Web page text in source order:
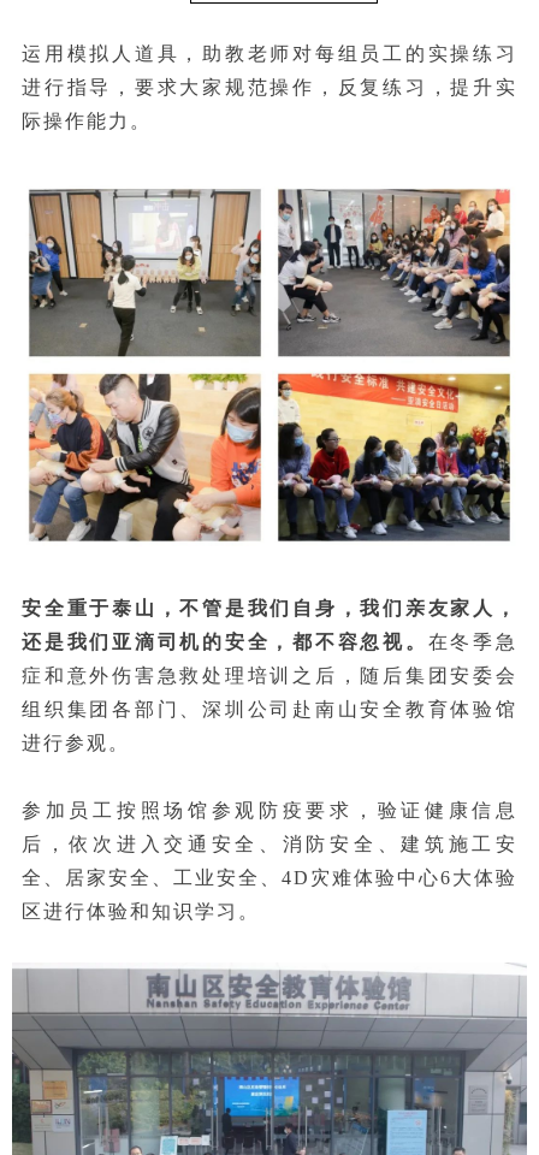
运用模拟人道具，助教老师对每组员工的实操练习
进行指导，要求大家规范操作，反复练习，提升实
际操作能力。
安全重于泰山，不管是我们自身，我们亲友家人，
还是我们亚滴司机的安全，都不容忽视。 在冬季急
症和意外伤害急救处理培训之后，随后集团安委会
组织集团各部门、深圳公司赴南山安全教育体验馆
进行参观。
参加员工按照场馆参观防疫要求，验证健康信息
后，依次进入交通安全、消防安全、建筑施工安
全、居家安全、工业安全、4D灾难体验中心6大体验
区进行体验和知识学习。